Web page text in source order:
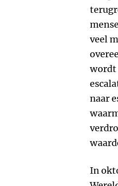
veel
wordt
naar
In